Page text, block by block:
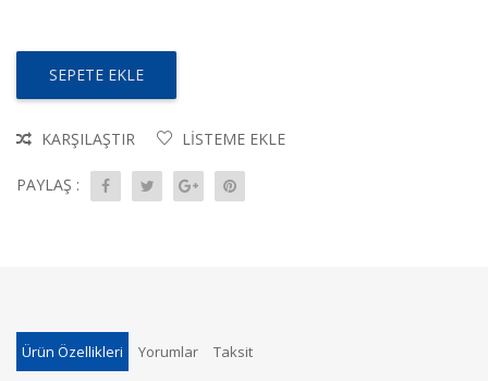
SEPETE EKLE
KARŞILAŞTIR LISTEME EKLE
PAYLAŞ :
Ürün Özellikleri Yorumlar Taksit